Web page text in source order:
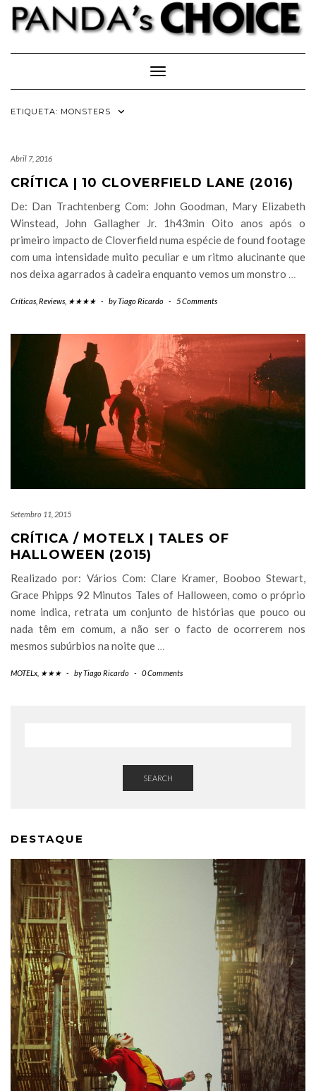
Skip
content
Toggle Navigation
ETIQUETA: MONSTERS
Abril 7, 2016
CRÍTICA | 10 CLOVERFIELD LANE (2016)
De: Dan Trachtenberg Com: John Goodman, Mary Elizabeth
Winstead, John Gallagher Jr. 1h43min Oito anos após o
primeiro impacto de Cloverfield numa espécie de found footage
com uma intensidade muito peculiar e um ritmo alucinante que
nos deixa agarrados à cadeira enquanto vemos um monstro …
Críticas Reviews ★★★★ - byTiago Ricardo - 5 Comments
Setembro 11, 2015
CRÍTICA / MOTELX | TALES OF
HALLOWEEN (2015)
Realizado por: Vários Com: Clare Kramer, Booboo Stewart,
Grace Phipps 92 Minutos Tales of Halloween, como o próprio
nome indica, retrata um conjunto de histórias que pouco ou
nada têm em comum, a não ser o facto de ocorrerem nos
mesmos subúrbios na noite que …
MOTELx ★★★ - byTiago Ricardo - 0 Comments
SEARCH
DESTAQUE